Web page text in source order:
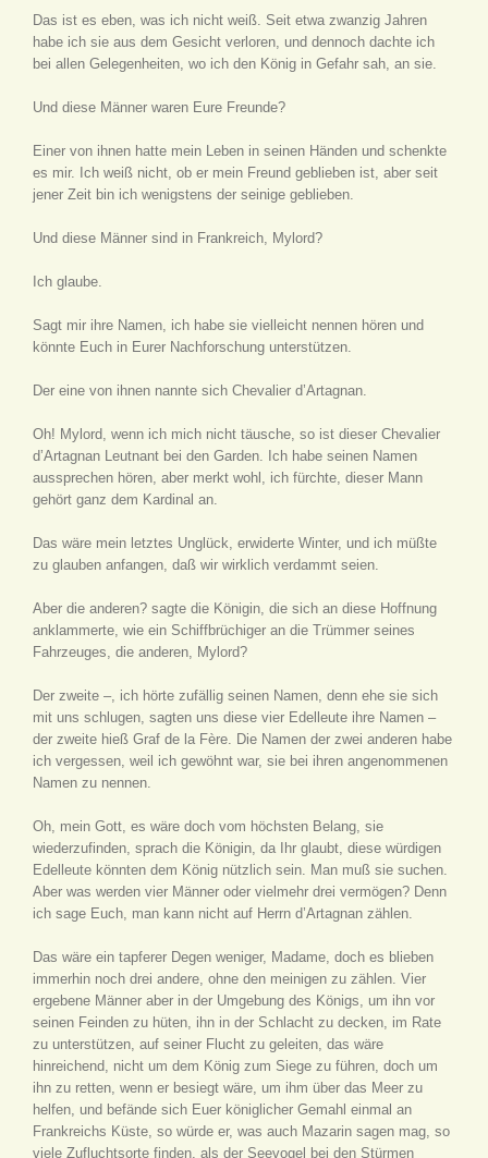
Das ist es eben, was ich nicht weiß. Seit etwa zwanzig Jahren
habe ich sie aus dem Gesicht verloren, und dennoch dachte ich
bei allen Gelegenheiten, wo ich den König in Gefahr sah, an sie.
Und diese Männer waren Eure Freunde?
Einer von ihnen hatte mein Leben in seinen Händen und schenkte
es mir. Ich weiß nicht, ob er mein Freund geblieben ist, aber seit
jener Zeit bin ich wenigstens der seinige geblieben.
Und diese Männer sind in Frankreich, Mylord?
Ich glaube.
Sagt mir ihre Namen, ich habe sie vielleicht nennen hören und
könnte Euch in Eurer Nachforschung unterstützen.
Der eine von ihnen nannte sich Chevalier d’Artagnan.
Oh! Mylord, wenn ich mich nicht täusche, so ist dieser Chevalier
d’Artagnan Leutnant bei den Garden. Ich habe seinen Namen
aussprechen hören, aber merkt wohl, ich fürchte, dieser Mann
gehört ganz dem Kardinal an.
Das wäre mein letztes Unglück, erwiderte Winter, und ich müßte
zu glauben anfangen, daß wir wirklich verdammt seien.
Aber die anderen? sagte die Königin, die sich an diese Hoffnung
anklammerte, wie ein Schiffbrüchiger an die Trümmer seines
Fahrzeuges, die anderen, Mylord?
Der zweite –, ich hörte zufällig seinen Namen, denn ehe sie sich
mit uns schlugen, sagten uns diese vier Edelleute ihre Namen –
der zweite hieß Graf de la Fère. Die Namen der zwei anderen habe
ich vergessen, weil ich gewöhnt war, sie bei ihren angenommenen
Namen zu nennen.
Oh, mein Gott, es wäre doch vom höchsten Belang, sie
wiederzufinden, sprach die Königin, da Ihr glaubt, diese würdigen
Edelleute könnten dem König nützlich sein. Man muß sie suchen.
Aber was werden vier Männer oder vielmehr drei vermögen? Denn
ich sage Euch, man kann nicht auf Herrn d’Artagnan zählen.
Das wäre ein tapferer Degen weniger, Madame, doch es blieben
immerhin noch drei andere, ohne den meinigen zu zählen. Vier
ergebene Männer aber in der Umgebung des Königs, um ihn vor
seinen Feinden zu hüten, ihn in der Schlacht zu decken, im Rate
zu unterstützen, auf seiner Flucht zu geleiten, das wäre
hinreichend, nicht um dem König zum Siege zu führen, doch um
ihn zu retten, wenn er besiegt wäre, um ihm über das Meer zu
helfen, und befände sich Euer königlicher Gemahl einmal an
Frankreichs Küste, so würde er, was auch Mazarin sagen mag, so
viele Zufluchtsorte finden, als der Seevogel bei den Stürmen